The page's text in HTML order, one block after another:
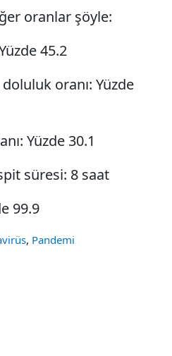
oranlar şöyle:
45.2
oranı: Yüzde
Yüzde 30.1
süresi: 8 saat
99.9
, Pandemi